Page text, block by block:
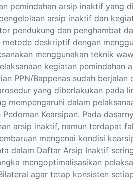
pemindahan arsip inaktif yang
arsip inaktif dan
pendukung dan penghambat
deskriptif dengan
menggunakan teknik
kegiatan pemindahan
PPN/Bappenas sudah berjalan
yang diberlakukan pada
mempengaruhi dalam
Kearsipan. Pada
arsip inaktif, namun terdapat
mengenai kondisi
dalam Daftar Arsip Inaktif
mengoptimalisasikan
agar tetap konsisten